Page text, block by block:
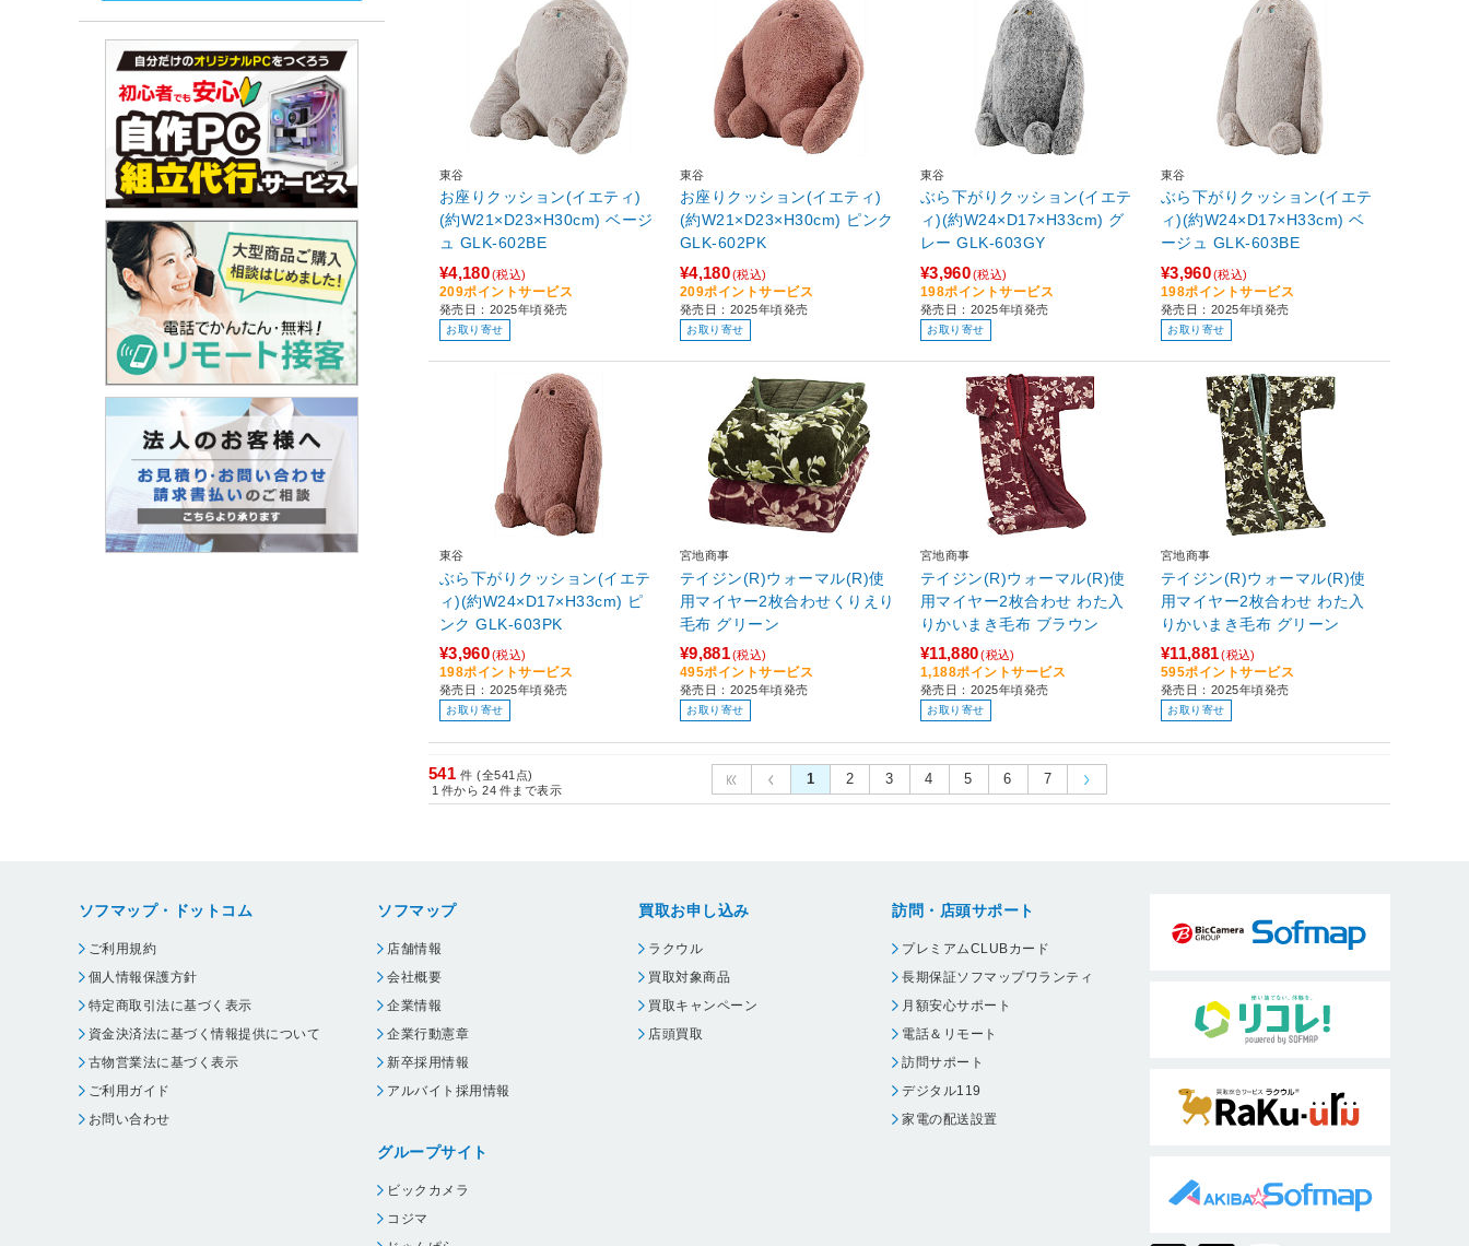
東谷
お座りクッション(イエティ)
(約W21×D23×H30cm) ベージ
ュ GLK-602BE
¥4,180(税込)
209ポイントサービス
発売日：2025年頃発売
お取り寄せ
東谷
お座りクッション(イエティ)
(約W21×D23×H30cm) ピンク
GLK-602PK
¥4,180(税込)
209ポイントサービス
発売日：2025年頃発売
お取り寄せ
東谷
ぶら下がりクッション(イエテ
ィ)(約W24×D17×H33cm) グ
レー GLK-603GY
¥3,960(税込)
198ポイントサービス
発売日：2025年頃発売
お取り寄せ
東谷
ぶら下がりクッション(イエテ
ィ)(約W24×D17×H33cm) ベ
ージュ GLK-603BE
¥3,960(税込)
198ポイントサービス
発売日：2025年頃発売
お取り寄せ
東谷
ぶら下がりクッション(イエテ
ィ)(約W24×D17×H33cm) ピ
ンク GLK-603PK
¥3,960(税込)
198ポイントサービス
発売日：2025年頃発売
お取り寄せ
宮地商事
テイジン(R)ウォーマル(R)使
用マイヤー2枚合わせくりえり
毛布 グリーン
¥9,881(税込)
495ポイントサービス
発売日：2025年頃発売
お取り寄せ
宮地商事
テイジン(R)ウォーマル(R)使
用マイヤー2枚合わせ わた入
りかいまき毛布 ブラウン
¥11,880(税込)
1,188ポイントサービス
発売日：2025年頃発売
お取り寄せ
宮地商事
テイジン(R)ウォーマル(R)使
用マイヤー2枚合わせ わた入
りかいまき毛布 グリーン
¥11,881(税込)
595ポイントサービス
発売日：2025年頃発売
お取り寄せ
541 件 (全541点)
1 件から 24 件まで表示
1 2 3 4 5 6 7
（ボーダー柄/ベージュ/
×140］
¥780 (税込)